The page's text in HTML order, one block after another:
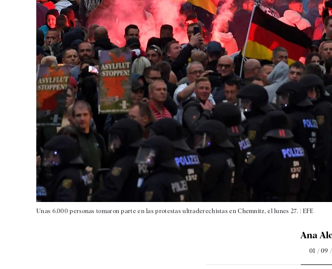
Unas 6.000 personas tomaron parte en las protestas ultraderechistas en Chemnitz, el lunes 27. | EFE
Ana
01 / 09